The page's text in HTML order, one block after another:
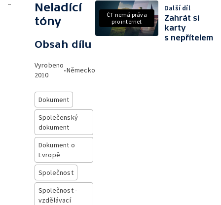
Neladící
tóny
Obsah dílu
Vyrobeno
2010
•Německo
Dokument
Společenský
dokument
Dokument o
Evropě
Společnost
Společnost -
vzdělávací
ČT nemá práva
pro internet
Další díl
Zahrát si
karty
s nepřítelem